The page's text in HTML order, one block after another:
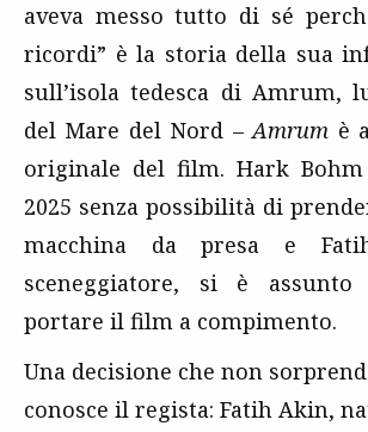
aveva messo tutto di sé
ricordi” è la storia della sua
sull’isola tedesca di Amrum,
del Mare del Nord –Amrum è
originale del film. Hark
2025 senza possibilità di
macchina da presa e
sceneggiatore, si è assunto
portare il film a compimento.
Una decisione che non
conosce il regista: Fatih Akin,